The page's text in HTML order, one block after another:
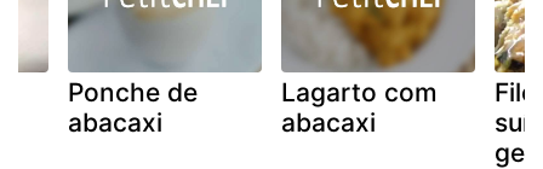
Ponche de
abacaxi
Lagarto com
abacaxi